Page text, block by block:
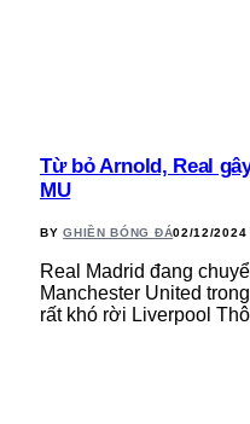
Từ bỏ Arnold, Real
MU
BY GHIỀN BÓNG ĐÁ02/12/2024
Real Madrid đang
Manchester United
rất khó rời Liverpool